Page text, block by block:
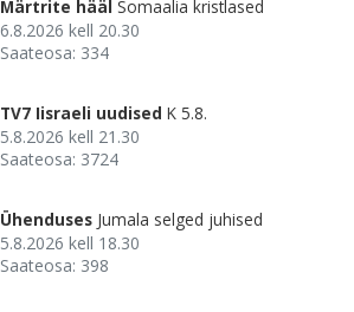
Märtrite hääl Somaalia kristlased
6.8.2026 kell 20.30
Saateosa: 334
TV7 Iisraeli uudised K 5.8.
5.8.2026 kell 21.30
Saateosa: 3724
Ühenduses Jumala selged juhised
5.8.2026 kell 18.30
Saateosa: 398